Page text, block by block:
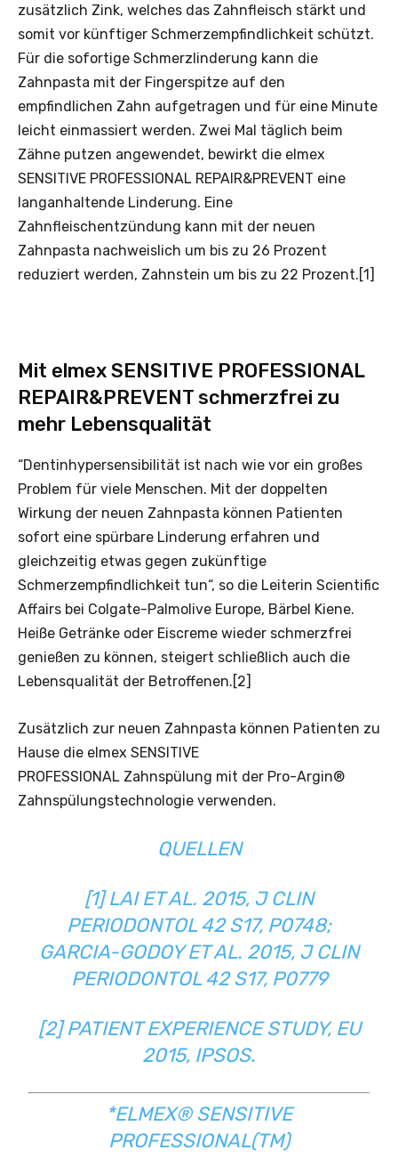
zusätzlich Zink, welches das Zahnfleisch stärkt und
somit vor künftiger Schmerzempfindlichkeit schützt.
Für die sofortige Schmerzlinderung kann die
Zahnpasta mit der Fingerspitze auf den
empfindlichen Zahn aufgetragen und für eine Minute
leicht einmassiert werden. Zwei Mal täglich beim
Zähne putzen angewendet, bewirkt die elmex
SENSITIVE PROFESSIONAL REPAIR&PREVENT eine
langanhaltende Linderung. Eine
Zahnfleischentzündung kann mit der neuen
Zahnpasta nachweislich um bis zu 26 Prozent
reduziert werden, Zahnstein um bis zu 22 Prozent.[1]
Mit elmex SENSITIVE PROFESSIONAL
REPAIR&PREVENT schmerzfrei zu
mehr Lebensqualität
“Dentinhypersensibilität ist nach wie vor ein großes
Problem für viele Menschen. Mit der doppelten
Wirkung der neuen Zahnpasta können Patienten
sofort eine spürbare Linderung erfahren und
gleichzeitig etwas gegen zukünftige
Schmerzempfindlichkeit tun“, so die Leiterin Scientific
Affairs bei Colgate-Palmolive Europe, Bärbel Kiene.
Heiße Getränke oder Eiscreme wieder schmerzfrei
genießen zu können, steigert schließlich auch die
Lebensqualität der Betroffenen.[2]
Zusätzlich zur neuen Zahnpasta können Patienten zu
Hause die elmex SENSITIVE
PROFESSIONAL Zahnspülung mit der Pro-Argin®
Zahnspülungstechnologie verwenden.
QUELLEN
[1] LAI ET AL. 2015, J CLIN
PERIODONTOL 42 S17, P0748;
GARCIA-GODOY ET AL. 2015, J CLIN
PERIODONTOL 42 S17, P0779
[2] PATIENT EXPERIENCE STUDY, EU
2015, IPSOS.
*ELMEX® SENSITIVE
PROFESSIONAL(TM)